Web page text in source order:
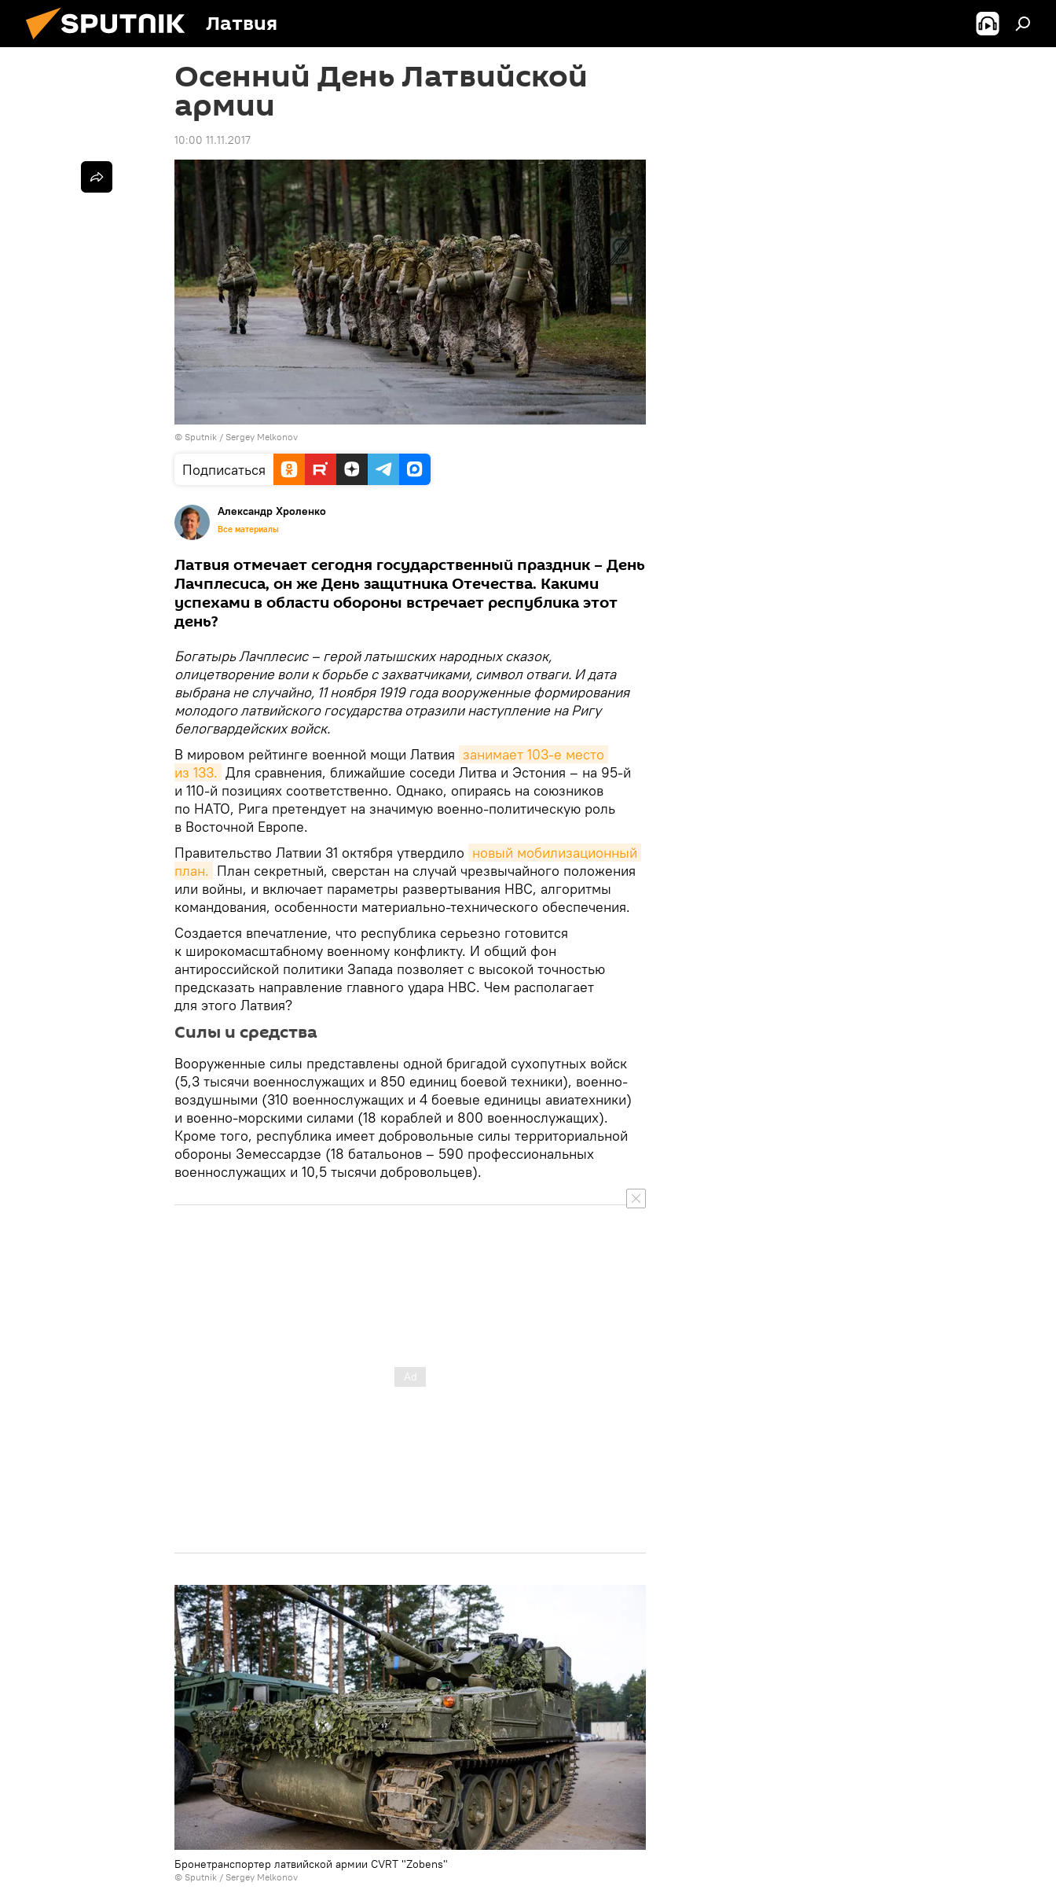
Латвия
Осенний День Латвийской
армии
10:00 11.11.2017
© Sputnik / Sergey Melkonov
Подписаться
Александр Хроленко
Все материалы
Латвия отмечает сегодня государственный праздник – День
Лачплесиса, он же День защитника Отечества. Какими
успехами в области обороны встречает республика этот
день?
Богатырь Лачплесис – герой латышских народных сказок,
олицетворение воли к борьбе с захватчиками, символ отваги. И дата
выбрана не случайно, 11 ноября 1919 года вооруженные формирования
молодого латвийского государства отразили наступление на Ригу
белогвардейских войск.
В мировом рейтинге военной мощи Латвия занимает 103-е место
из 133. Для сравнения, ближайшие соседи Литва и Эстония – на 95-й
и 110-й позициях соответственно. Однако, опираясь на союзников
по НАТО, Рига претендует на значимую военно-политическую роль
в Восточной Европе.
Правительство Латвии 31 октября утвердило новый мобилизационный
план. План секретный, сверстан на случай чрезвычайного положения
или войны, и включает параметры развертывания НВС, алгоритмы
командования, особенности материально-технического обеспечения.
Создается впечатление, что республика серьезно готовится
к широкомасштабному военному конфликту. И общий фон
антироссийской политики Запада позволяет с высокой точностью
предсказать направление главного удара НВС. Чем располагает
для этого Латвия?
Силы и средства
Вооруженные силы представлены одной бригадой сухопутных войск
(5,3 тысячи военнослужащих и 850 единиц боевой техники), военно-
воздушными (310 военнослужащих и 4 боевые единицы авиатехники)
и военно-морскими силами (18 кораблей и 800 военнослужащих).
Кроме того, республика имеет добровольные силы территориальной
обороны Земессардзе (18 батальонов – 590 профессиональных
военнослужащих и 10,5 тысячи добровольцев).
Бронетранспортер латвийской армии CVRT "Zobens"
© Sputnik / Sergey Melkonov